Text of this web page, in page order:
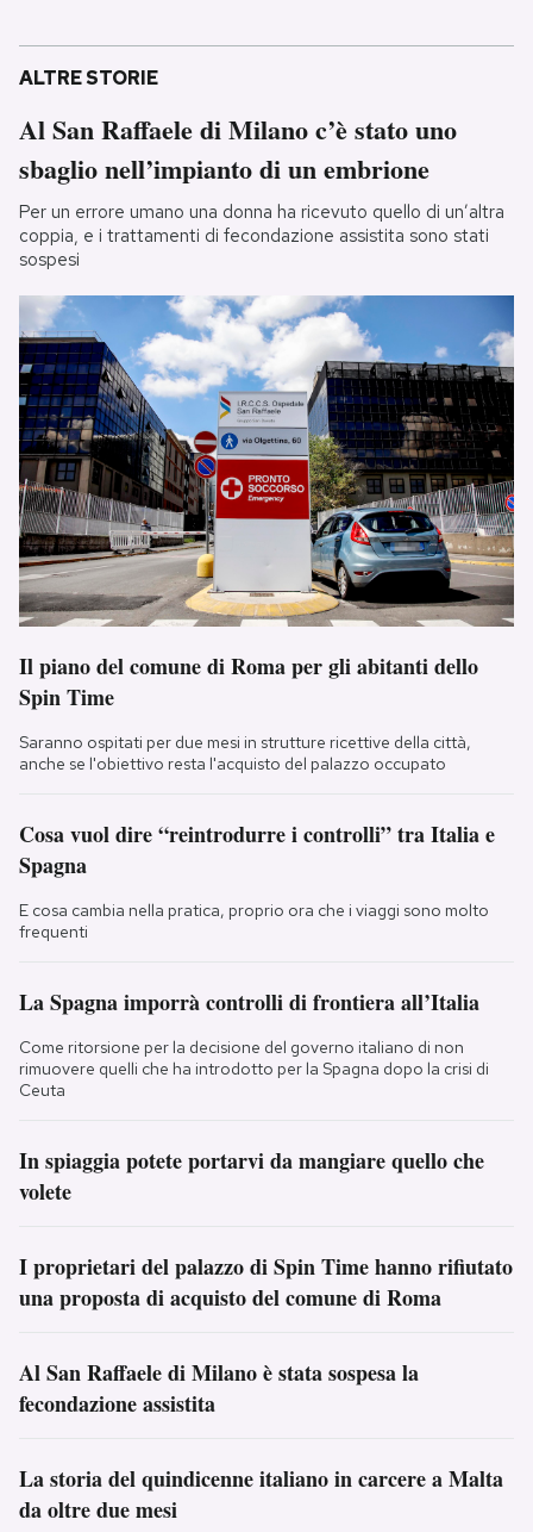
ALTRE STORIE
Al San Raffaele di Milano c’è stato uno
sbaglio nell’impianto di un embrione
Per un errore umano una donna ha ricevuto quello di un’altra
coppia, e i trattamenti di fecondazione assistita sono stati
sospesi
Il piano del comune di Roma per gli abitanti dello
Spin Time
Saranno ospitati per due mesi in strutture ricettive della città,
anche se l'obiettivo resta l'acquisto del palazzo occupato
Cosa vuol dire “reintrodurre i controlli” tra Italia e
Spagna
E cosa cambia nella pratica, proprio ora che i viaggi sono molto
frequenti
La Spagna imporrà controlli di frontiera all’Italia
Come ritorsione per la decisione del governo italiano di non
rimuovere quelli che ha introdotto per la Spagna dopo la crisi di
Ceuta
In spiaggia potete portarvi da mangiare quello che
volete
I proprietari del palazzo di Spin Time hanno rifiutato
una proposta di acquisto del comune di Roma
Al San Raffaele di Milano è stata sospesa la
fecondazione assistita
La storia del quindicenne italiano in carcere a Malta
da oltre due mesi